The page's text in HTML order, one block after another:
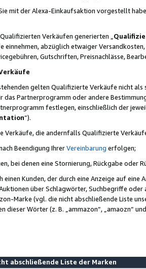
mit der Alexa-Einkaufsaktion vorgestellt
Verkäufen generierten „
einnehmen, abzüglich etwaiger
Gutschriften, Preisnachlässe,
gelten Qualifizierte Verkäufe nicht
Partnerprogramm oder andere
festlegen, einschließlich der
“).
Verkäufe, die andernfalls Qualifizierte
Beendigung IhrerVereinbarung erfolgen;
bei denen eine Stornierung, Rückgabe oder
einen Kunden, der durch eine Anzeige auf
über Schlagwörter, Suchbegriffe
Marke (vgl. die nicht abschließende Liste
dieser Wörter (z. B. „ammazon“, „amaozn“
abschließende Liste der Marken